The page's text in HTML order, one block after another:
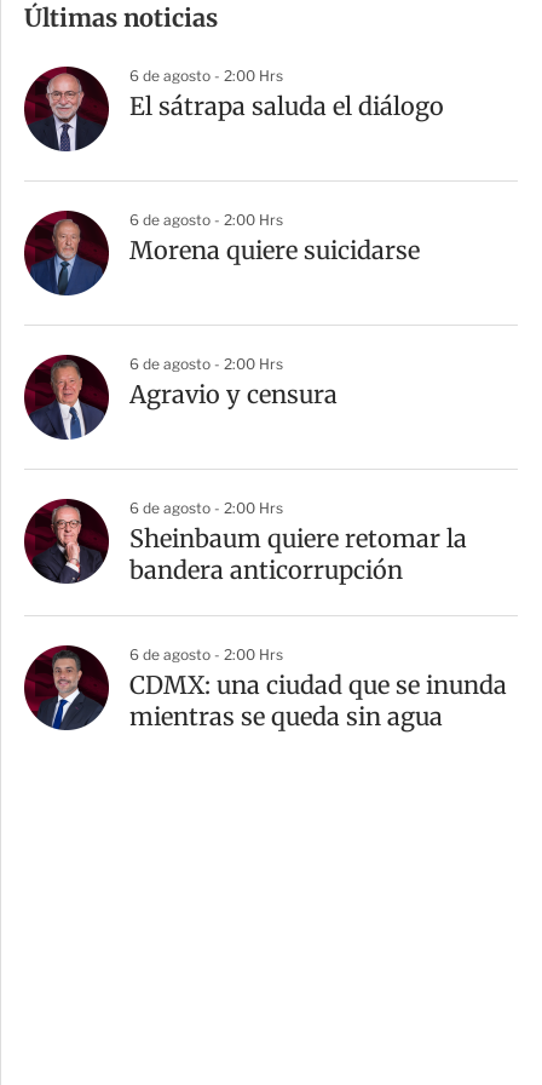
p
a
r
t
Últimas noticias
6 de agosto - 2:00 Hrs
El sátrapa saluda el diálogo
6 de agosto - 2:00 Hrs
Morena quiere suicidarse
6 de agosto - 2:00 Hrs
Agravio y censura
6 de agosto - 2:00 Hrs
Sheinbaum quiere retomar la
bandera anticorrupción
6 de agosto - 2:00 Hrs
CDMX: una ciudad que se inunda
mientras se queda sin agua